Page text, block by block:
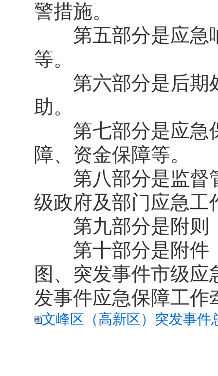
警措施。
第五部分是应急响
等。
第六部分是后期处
助。
第七部分是应急保
障、资金保障等。
第八部分是监督管
级政府及部门应急工
第九部分是附则
第十部分是附件，
图、突发事件市级
发事件应急保障工作
文峰区（高新区）突发事件